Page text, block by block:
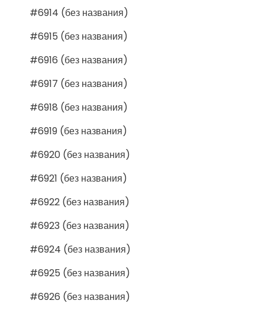
#6914 (без названия)
#6915 (без названия)
#6916 (без названия)
#6917 (без названия)
#6918 (без названия)
#6919 (без названия)
#6920 (без названия)
#6921 (без названия)
#6922 (без названия)
#6923 (без названия)
#6924 (без названия)
#6925 (без названия)
#6926 (без названия)